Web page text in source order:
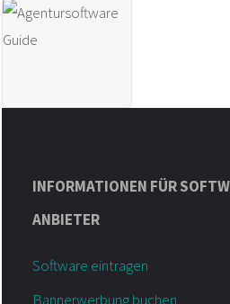
INFORMATIONEN FÜR
ANBIETER
Software eintragen
Bannerwerbung buchen